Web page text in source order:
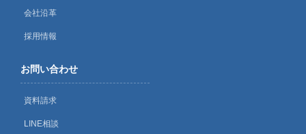
会社沿革
採用情報
お問い合わせ
資料請求
LINE相談